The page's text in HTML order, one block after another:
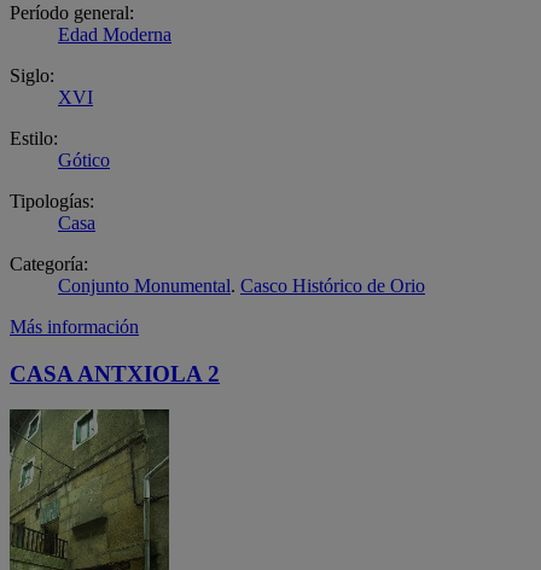
Período general:
Edad Moderna
Siglo:
XVI
Estilo:
Gótico
Tipologías:
Casa
Categoría:
Conjunto Monumental. Casco Histórico de Orio
Más información
CASA ANTXIOLA 2